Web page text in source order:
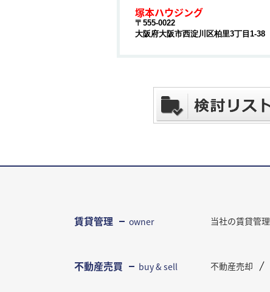
塚本ハウジング
〒555-0022
大阪府大阪市西淀川区柏里3丁目1-38
賃貸管理 owner 当社の賃貸管理
不動産売買 buy & sell 不動産売却